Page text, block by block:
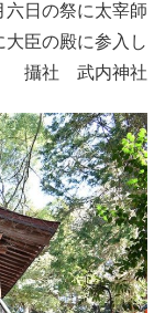
日の祭に太宰師
臣の殿に参入し
攝社 武内神社